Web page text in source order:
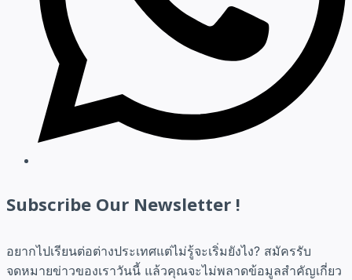
Subscribe Our Newsletter !
อยากไปเรียนต่อต่างประเทศแต่ไม่รู้จะเริ่มยังไง? สมัครรับ
จดหมายข่าวของเราวันนี้ แล้วคุณจะไม่พลาดข้อมูลสำคัญเกี่ยว